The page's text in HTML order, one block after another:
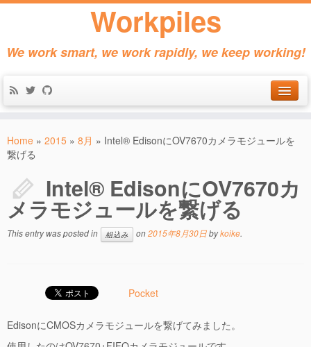
Workpiles
We work smart, we work rapidly, we keep working!
Products
About
Contact
Home » 2015 » 8月 » Intel® EdisonにOV7670カメラモジュールを
繋げる
Intel® EdisonにOV7670カ
メラモジュールを繋げる
This entry was posted in 組込み on2015年8月30日bykoike.
Pocket
EdisonにCMOSカメラモジュールを繋げてみました。